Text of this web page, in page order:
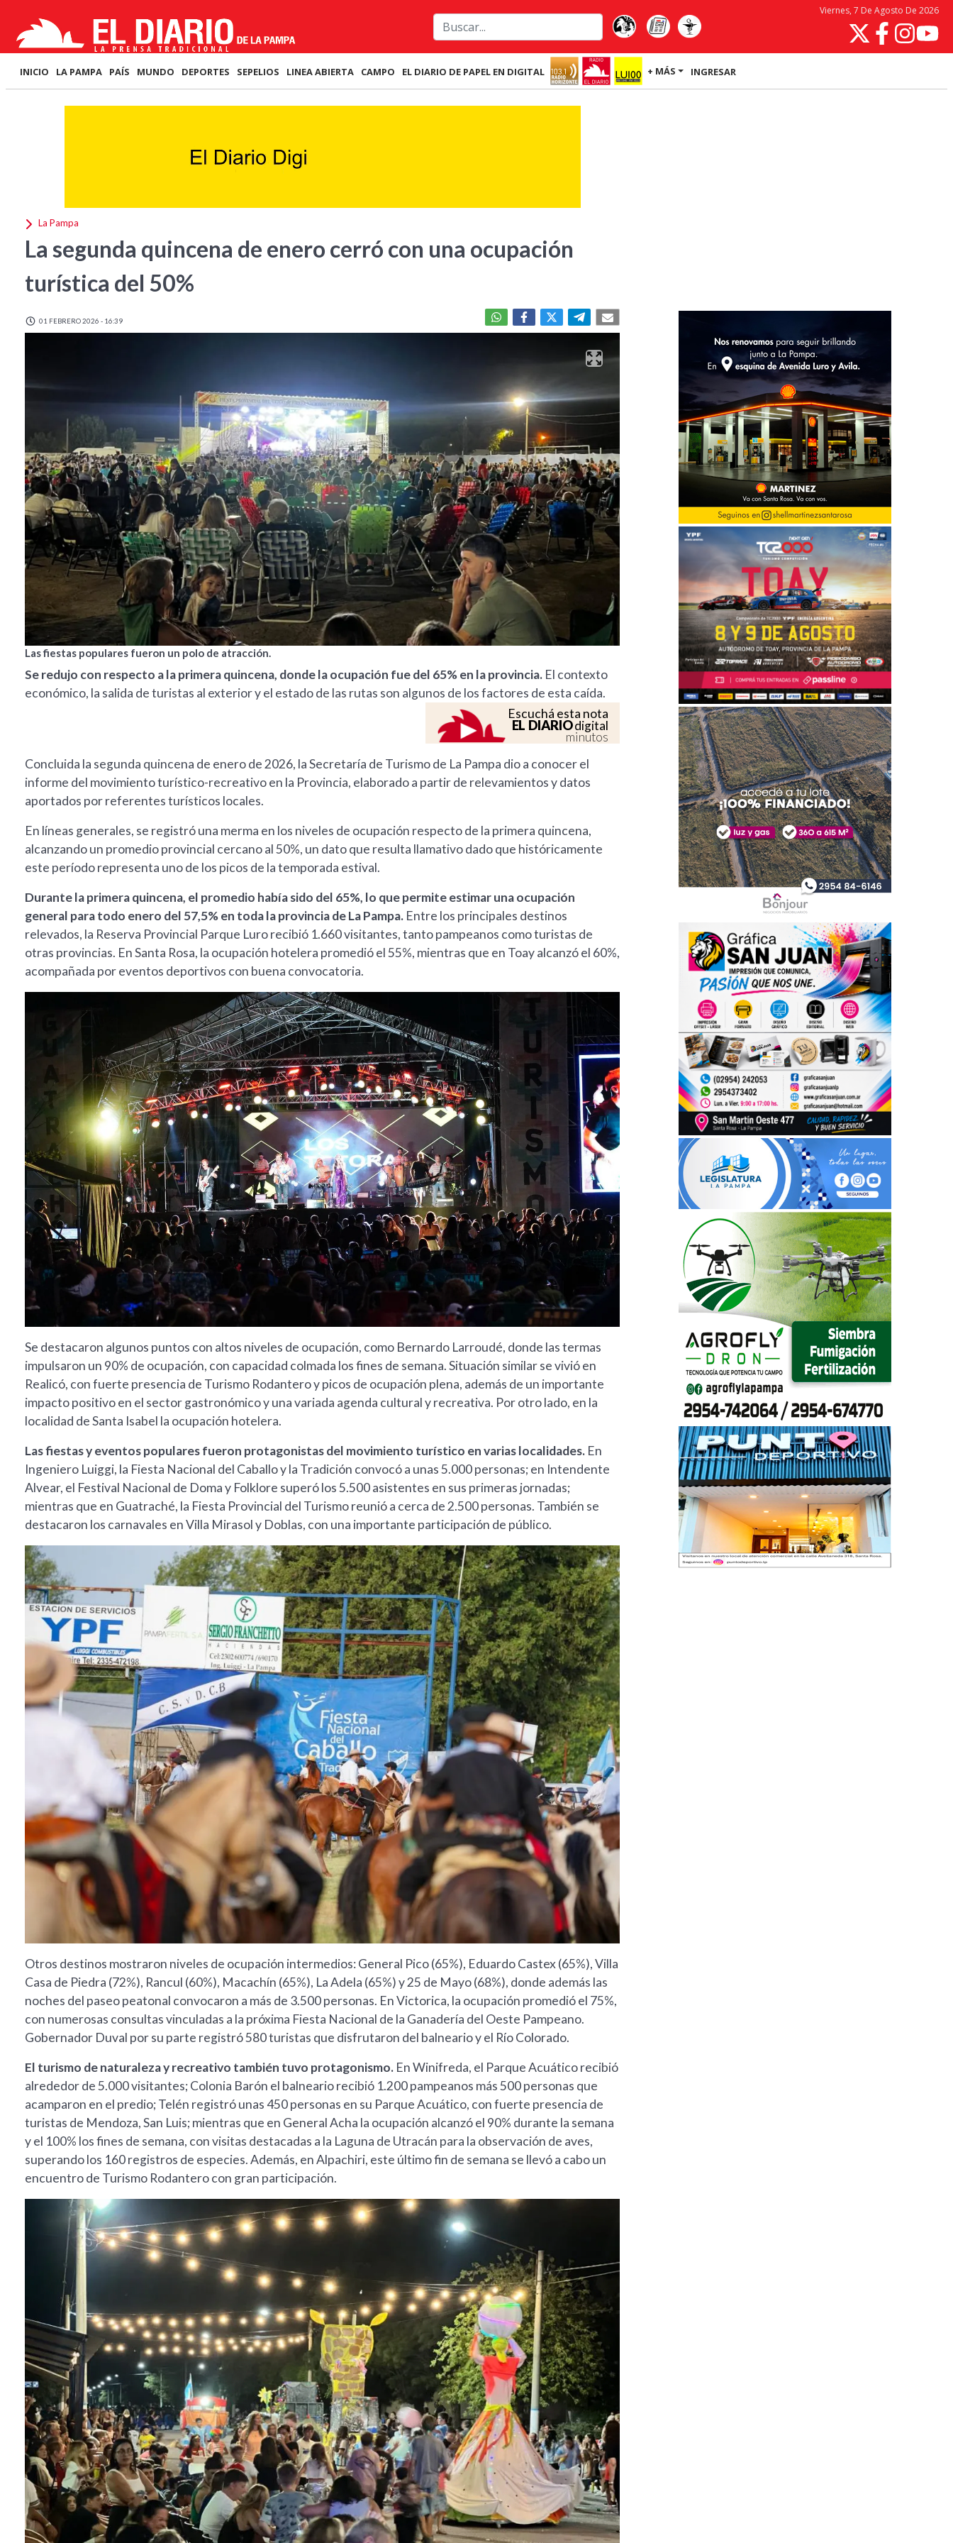
Viernes, 7 De Agosto De 2026
INICIO LA PAMPA PAÍS MUNDO DEPORTES SEPELIOS LINEA ABIERTA CAMPO EL DIARIO DE PAPEL EN DIGITAL + MÁS INGRESAR
La Pampa
La segunda quincena de enero cerró con una ocupación
turística del 50%
01 FEBRERO 2026 - 16:39
Las fiestas populares fueron un polo de atracción.
Se redujo con respecto a la primera quincena, donde la ocupación fue del 65% en la provincia. El contexto
económico, la salida de turistas al exterior y el estado de las rutas son algunos de los factores de esta caída.
Escuchá esta nota
EL DIARIOdigital
minutos
Concluida la segunda quincena de enero de 2026, la Secretaría de Turismo de La Pampa dio a conocer el
informe del movimiento turístico-recreativo en la Provincia, elaborado a partir de relevamientos y datos
aportados por referentes turísticos locales.
En líneas generales, se registró una merma en los niveles de ocupación respecto de la primera quincena,
alcanzando un promedio provincial cercano al 50%, un dato que resulta llamativo dado que históricamente
este período representa uno de los picos de la temporada estival.
Durante la primera quincena, el promedio había sido del 65%, lo que permite estimar una ocupación
general para todo enero del 57,5% en toda la provincia de La Pampa. Entre los principales destinos
relevados, la Reserva Provincial Parque Luro recibió 1.660 visitantes, tanto pampeanos como turistas de
otras provincias. En Santa Rosa, la ocupación hotelera promedió el 55%, mientras que en Toay alcanzó el 60%,
acompañada por eventos deportivos con buena convocatoria.
Se destacaron algunos puntos con altos niveles de ocupación, como Bernardo Larroudé, donde las termas
impulsaron un 90% de ocupación, con capacidad colmada los fines de semana. Situación similar se vivió en
Realicó, con fuerte presencia de Turismo Rodantero y picos de ocupación plena, además de un importante
impacto positivo en el sector gastronómico y una variada agenda cultural y recreativa. Por otro lado, en la
localidad de Santa Isabel la ocupación hotelera.
Las fiestas y eventos populares fueron protagonistas del movimiento turístico en varias localidades. En
Ingeniero Luiggi, la Fiesta Nacional del Caballo y la Tradición convocó a unas 5.000 personas; en Intendente
Alvear, el Festival Nacional de Doma y Folklore superó los 5.500 asistentes en sus primeras jornadas;
mientras que en Guatraché, la Fiesta Provincial del Turismo reunió a cerca de 2.500 personas. También se
destacaron los carnavales en Villa Mirasol y Doblas, con una importante participación de público.
Otros destinos mostraron niveles de ocupación intermedios: General Pico (65%), Eduardo Castex (65%), Villa
Casa de Piedra (72%), Rancul (60%), Macachín (65%), La Adela (65%) y 25 de Mayo (68%), donde además las
noches del paseo peatonal convocaron a más de 3.500 personas. En Victorica, la ocupación promedió el 75%,
con numerosas consultas vinculadas a la próxima Fiesta Nacional de la Ganadería del Oeste Pampeano.
Gobernador Duval por su parte registró 580 turistas que disfrutaron del balneario y el Río Colorado.
El turismo de naturaleza y recreativo también tuvo protagonismo. En Winifreda, el Parque Acuático recibió
alrededor de 5.000 visitantes; Colonia Barón el balneario recibió 1.200 pampeanos más 500 personas que
acamparon en el predio; Telén registró unas 450 personas en su Parque Acuático, con fuerte presencia de
turistas de Mendoza, San Luis; mientras que en General Acha la ocupación alcanzó el 90% durante la semana
y el 100% los fines de semana, con visitas destacadas a la Laguna de Utracán para la observación de aves,
superando los 160 registros de especies. Además, en Alpachiri, este último fin de semana se llevó a cabo un
encuentro de Turismo Rodantero con gran participación.